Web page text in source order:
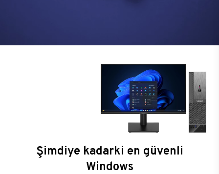
Şimdiye kadarki en güvenli
Windows